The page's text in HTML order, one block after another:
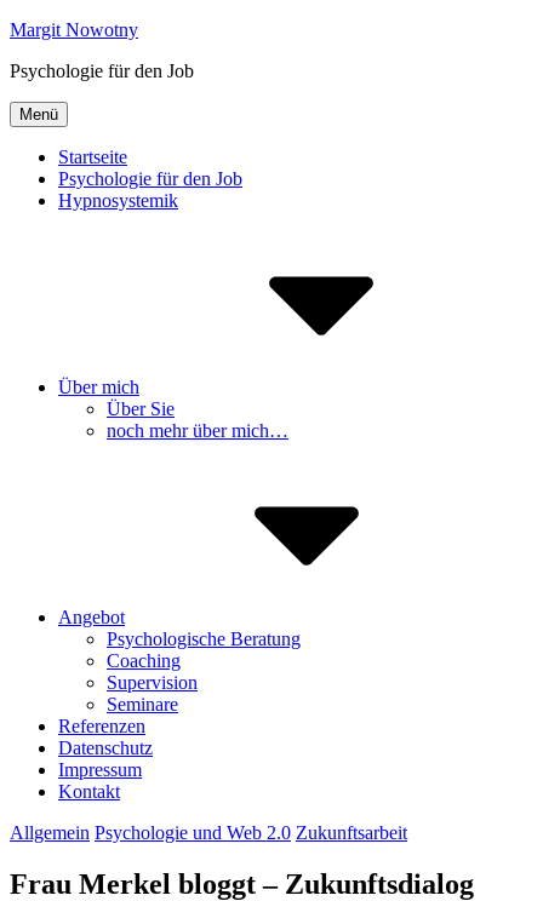
Inhalte
Margit Nowotny
Psychologie für den Job
Menü
Startseite
Psychologie für den Job
Hypnosystemik
Über mich
Über Sie
noch mehr über mich…
Angebot
Psychologische Beratung
Coaching
Supervision
Seminare
Referenzen
Datenschutz
Impressum
Kontakt
Allgemein Psychologie und Web 2.0 Zukunftsarbeit
Frau Merkel bloggt – Zukunftsdialog